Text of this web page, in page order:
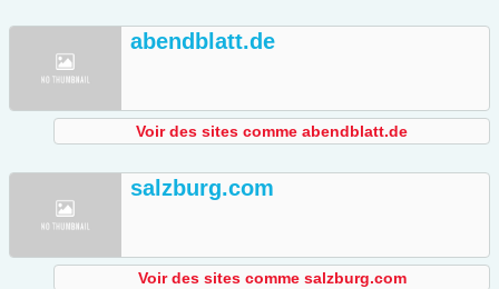
abendblatt.de
Voir des sites comme abendblatt.de
salzburg.com
Voir des sites comme salzburg.com